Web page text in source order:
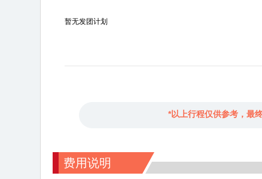
暂无发团计划
*以上行程仅供参考，最
费用说明